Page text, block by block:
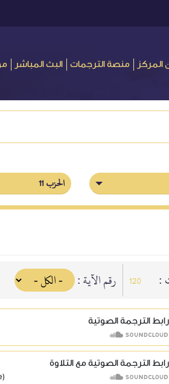
المركز منصة الترجمات البث المباشر
الحزب 11
:
120 رقم الآية :
رابط الترجمة الصوتية
رابط الترجمة الصوتية مع التلاوة